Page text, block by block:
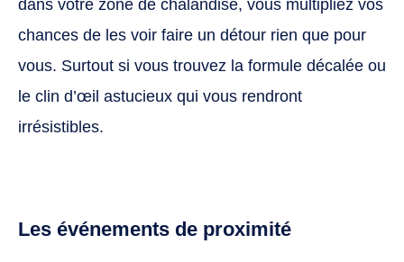
dans votre zone de chalandise, vous multipliez vos
chances de les voir faire un détour rien que pour
vous. Surtout si vous trouvez la formule décalée ou
le clin d’œil astucieux qui vous rendront
irrésistibles.
Les événements de proximité